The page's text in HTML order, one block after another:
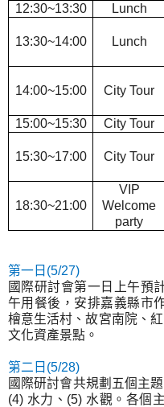
12:30~13:30
Lunch
13:30~14:00 Lunch
14:00~15:00 City Tour
15:00~15:30
City Tour
15:30~17:00 City Tour
18:30~21:00
VIP
Welcome
party
第一日 (5/27)
國際研討會第一日上午預
午用餐後，安排嘉義縣市
檜意生活村、故宮南院、
文化資產景點。
第二日 (5/28)
國際研討會共規劃五個主題
(4) 水力、 (5) 水觀。各個